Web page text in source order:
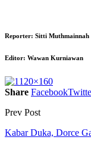
Reporter: Sitti Muthmainnah
Editor: Wawan Kurniawan
Share Facebook
Prev Post
Kabar Duka, Dorce